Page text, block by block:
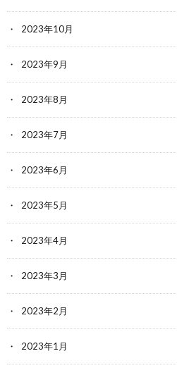
2023年10月
2023年9月
2023年8月
2023年7月
2023年6月
2023年5月
2023年4月
2023年3月
2023年2月
2023年1月